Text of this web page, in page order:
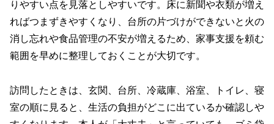
りやすい点を見落としやすいです。床に新聞や衣類が増え
ればつまずきやすくなり、台所の片づけができないと火の
消し忘れや食品管理の不安が増えるため、家事支援を頼む
範囲を早めに整理しておくことが大切です。
訪問したときは、玄関、台所、冷蔵庫、浴室、トイレ、寝
室の順に見ると、生活の負担がどこに出ているか確認しや